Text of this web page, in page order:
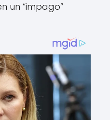
un “impago”